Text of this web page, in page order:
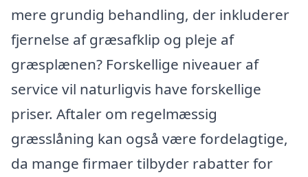
mere grundig behandling, der inkluderer
fjernelse af græsafklip og pleje af
græsplænen? Forskellige niveauer af
service vil naturligvis have forskellige
priser. Aftaler om regelmæssig
græsslåning kan også være fordelagtige,
da mange firmaer tilbyder rabatter for